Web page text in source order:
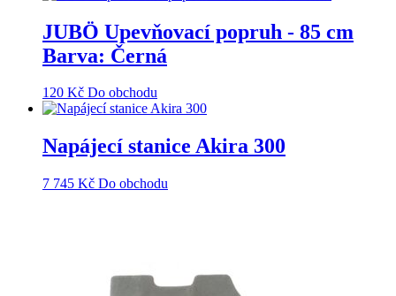
JUBÖ Upevňovací popruh - 85 cm
Barva: Černá
120 Kč Do obchodu
Napájecí stanice Akira 300
7 745 Kč Do obchodu